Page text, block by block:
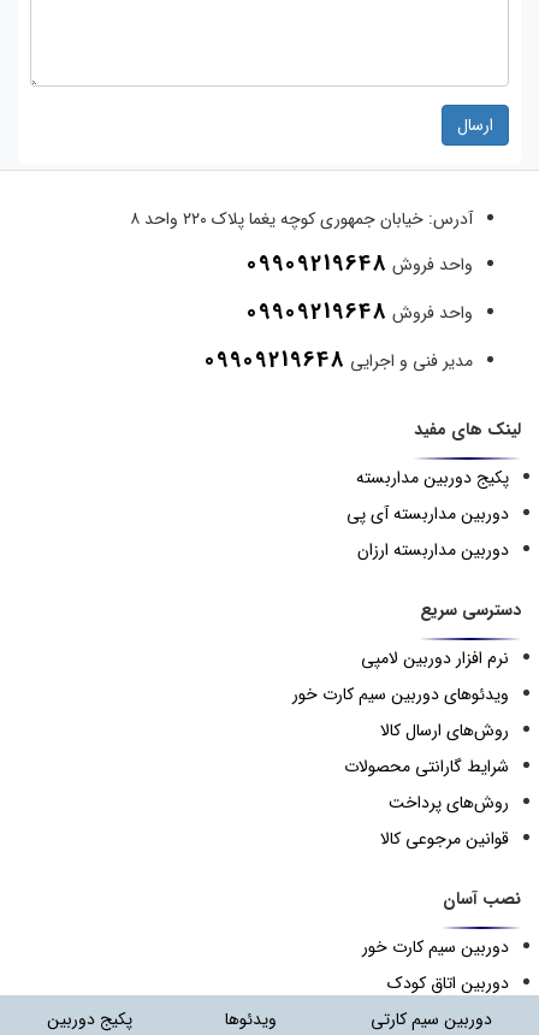
ارسال
آدرس: خیابان جمهوری کوچه یغما پلاک ۲۲۰ واحد ۸
واحد فروش 09909219648
واحد فروش 09909219648
مدیر فنی و اجرایی 09909219648
لینک های مفید
پکیج دوربین مداربسته
دوربین مداربسته آی پی
دوربین مداربسته ارزان
دسترسی سریع
نرم افزار دوربین لامپی
ویدئوهای دوربین سیم کارت خور
روش‌های ارسال کالا
شرایط گارانتی محصولات
روش‌های پرداخت
قوانین مرجوعی کالا
نصب آسان
دوربین سیم کارت خور
دوربین اتاق کودک
دوربین لامپی
دوربین سیم کارتی ویدئوها پکیج دوربین